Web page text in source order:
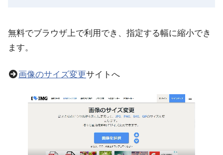
無料でブラウザ上で利用でき、指定する幅に縮小でき
ます。
画像のサイズ変更サイトへ